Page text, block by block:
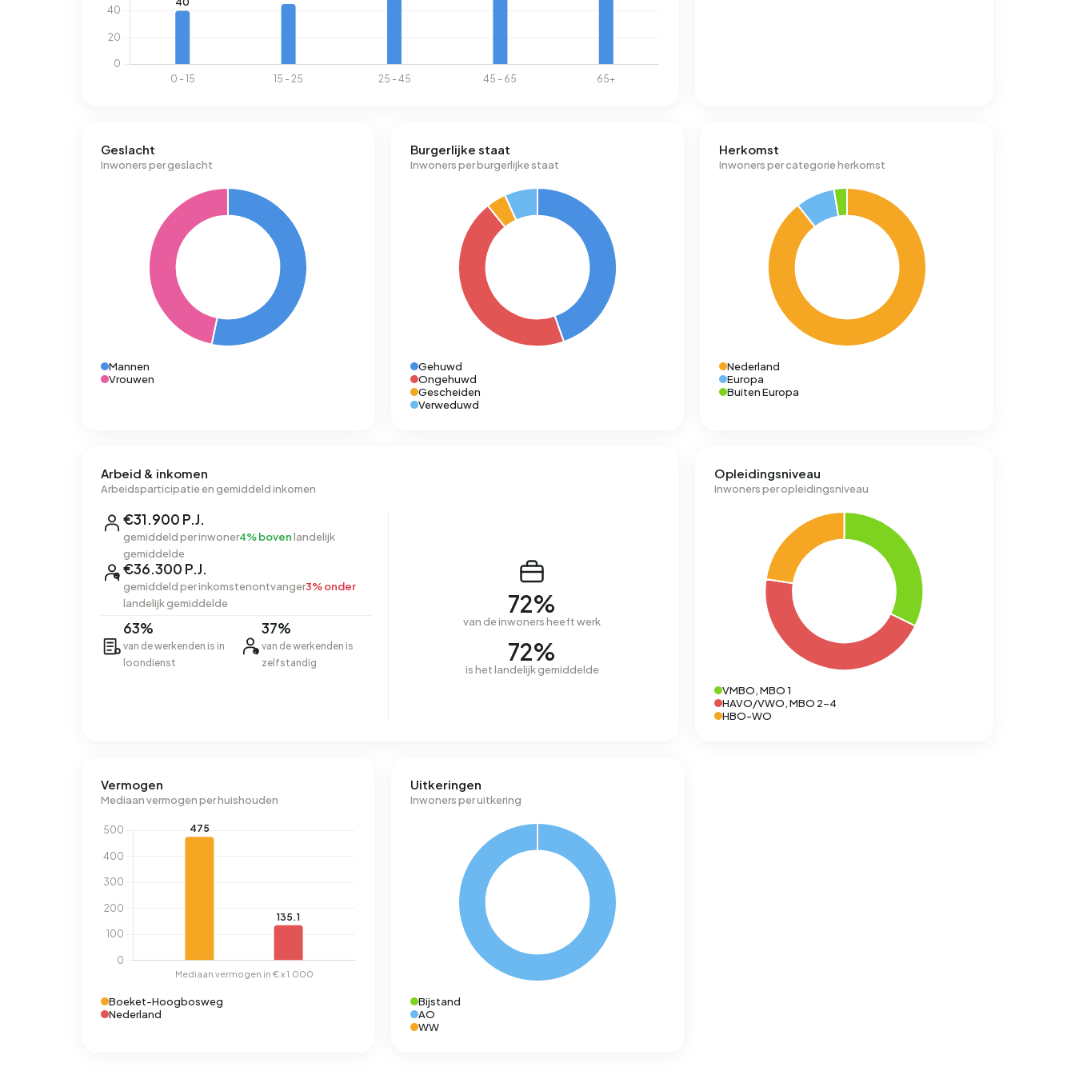
Geslacht
Inwoners per geslacht
Mannen
Vrouwen
Burgerlijke staat
Inwoners per burgerlijke staat
Gehuwd
Ongehuwd
Gescheiden
Verweduwd
Herkomst
Inwoners per categorie herkomst
Nederland
Europa
Buiten Europa
Arbeid & inkomen
Arbeidsparticipatie en gemiddeld inkomen
€31.900 P.J.
gemiddeld per inwoner4% bovenlandelijk
gemiddelde
€36.300 P.J.
gemiddeld per inkomstenontvanger3% onder
landelijk gemiddelde
63%
van de werkenden is in
loondienst
37%
van de werkenden is
zelfstandig
72%
van de inwoners heeft werk
72%
is het landelijk gemiddelde
Opleidingsniveau
Inwoners per opleidingsniveau
VMBO, MBO 1
HAVO/VWO, MBO 2-4
HBO-WO
Vermogen
Mediaan vermogen per huishouden
Boeket-Hoogbosweg
Nederland
Uitkeringen
Inwoners per uitkering
Bijstand
AO
WW